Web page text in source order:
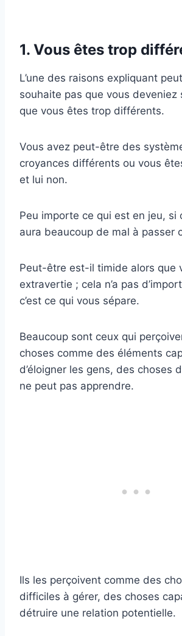
1. Vous êtes trop
L’une des raisons expliquant
souhaite pas que vous deveniez
que vous êtes trop différents.
Vous avez peut-être des
croyances différents ou vous
et lui non.
Peu importe ce qui est en jeu, si
aura beaucoup de mal à passer
Peut-être est-il timide alors que
extravertie ; cela n’a pas
c’est ce qui vous sépare.
Beaucoup sont ceux qui
choses comme des éléments
d’éloigner les gens, des choses
ne peut pas apprendre.
Ils les perçoivent comme des
difficiles à gérer, des choses
détruire une relation potentielle.